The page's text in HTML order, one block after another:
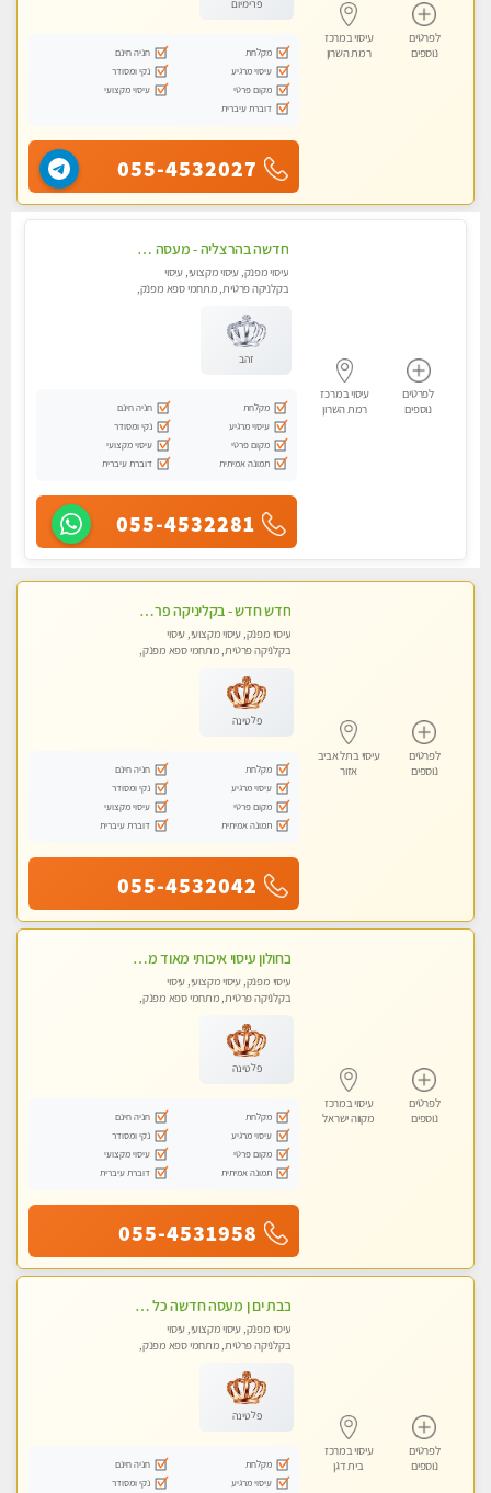
לפרטים
נוספים
עיסוי במרכז
רמת השרון
פרימיום
מקלחת
חניה חינם
עיסוי מרגיע
נקי ומסודר
מקום פרטי
עיסוי מקצועי
דוברת עיברית
055-4532027
לפרטים
נוספים
עיסוי במרכז
רמת השרון
חדשה בהרצליה - מעסה מקצועית ואיכותית פרטי!!!
עיסוי מפנק, עיסוי מקצועי, עיסוי
בקלניקה פרטית, מתחמי ספא מפנק,
זהב
מקלחת
חניה חינם
עיסוי מרגיע
נקי ומסודר
מקום פרטי
עיסוי מקצועי
תמונה אמיתית
דוברת עיברית
055-4532281
לפרטים
נוספים
עיסוי בתל אביב
אזור
חדש חדש - בקליניקה פרטית בחולון עיסוי לחידוש אנרגיות עיסוי חלומי מומלץ מאוד-ללא מין! highly recommended new in the city
עיסוי מפנק, עיסוי מקצועי, עיסוי
בקלניקה פרטית, מתחמי ספא מפנק,
פלטינה
מקלחת
חניה חינם
עיסוי מרגיע
נקי ומסודר
מקום פרטי
עיסוי מקצועי
תמונה אמיתית
דוברת עיברית
055-4532042
לפרטים
נוספים
עיסוי במרכז
מקווה ישראל
בחולון עיסוי איכותי מאוד מעסה מקצועית
עיסוי מפנק, עיסוי מקצועי, עיסוי
בקלניקה פרטית, מתחמי ספא מפנק,
פלטינה
מקלחת
חניה חינם
עיסוי מרגיע
נקי ומסודר
מקום פרטי
עיסוי מקצועי
תמונה אמיתית
דוברת עיברית
055-4531958
לפרטים
נוספים
עיסוי במרכז
בית דגן
בבת ים ן מעסה חדשה כל סוגי העיסויים מעסה מקצועית ואיכותית פרטי!!!
עיסוי מפנק, עיסוי מקצועי, עיסוי
בקלניקה פרטית, מתחמי ספא מפנק,
פלטינה
מקלחת
חניה חינם
עיסוי מרגיע
נקי ומסודר